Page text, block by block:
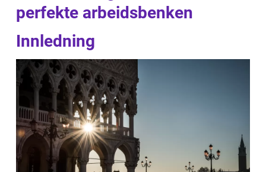
perfekte arbeidsbenken
Innledning